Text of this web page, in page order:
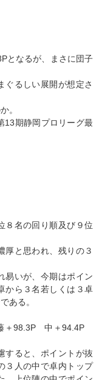
となるが、まさに団子
ぐるしい展開が想定さ
。
13期静岡プロリーグ最
８名の回り順及び９位
厚と思われ、残りの３
易いが、今期はポイン
から３名若しくは３卓
ある。
＋98.3P 中＋94.4P
すると、ポイントが抜
３人の中で卓内トップ